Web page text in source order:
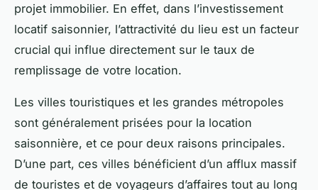
projet immobilier. En effet, dans l’investissement
locatif saisonnier, l’attractivité du lieu est un facteur
crucial qui influe directement sur le taux de
remplissage de votre location.
Les villes touristiques et les grandes métropoles
sont généralement prisées pour la location
saisonnière, et ce pour deux raisons principales.
D’une part, ces villes bénéficient d’un afflux massif
de touristes et de voyageurs d’affaires tout au long